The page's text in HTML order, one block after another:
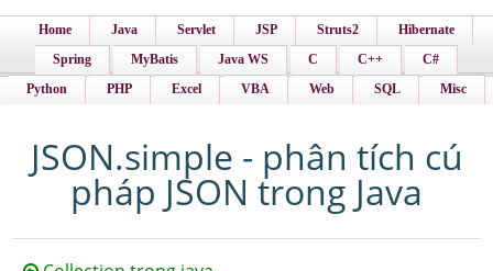
Home Java Servlet JSP Struts2
Hibernate
Spring
MyBatis Java WS C C++
C#
Python
PHP Excel VBA Web SQL Misc
JSON.simple - phân tích cú
pháp JSON trong Java